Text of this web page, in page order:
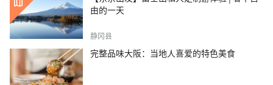
由的一天
静冈县
完整品味大阪：当地人喜爱的特色美食